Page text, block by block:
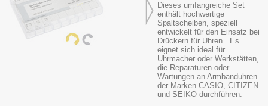
Dieses umfangreiche Set
enthält hochwertige
Spaltscheiben, speziell
entwickelt für den Einsatz bei
Drückern für Uhren . Es
eignet sich ideal für
Uhrmacher oder Werkstätten,
die Reparaturen oder
Wartungen an Armbanduhren
der Marken CASIO, CITIZEN
und SEIKO durchführen.